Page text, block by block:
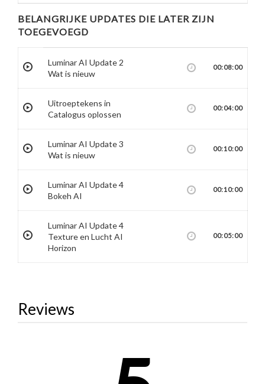
BELANGRIJKE UPDATES DIE LATER ZIJN
TOEGEVOEGD
Luminar AI Update 2
Wat is nieuw
00:08:00
Uitroeptekens in
Catalogus oplossen
00:04:00
Luminar AI Update 3
Wat is nieuw
00:10:00
Luminar AI Update 4
Bokeh AI
00:10:00
Luminar AI Update 4
Texture en Lucht AI
Horizon
00:05:00
Reviews